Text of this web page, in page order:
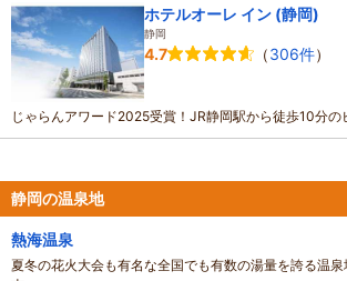
ホテルオーレ イン (静岡)
静岡
4.7 （306件）
じゃらんアワード2025受賞！JR静岡駅から徒歩10分の
静岡の温泉地
熱海温泉
夏冬の花火大会も有名な全国でも有数の湯量を誇る温